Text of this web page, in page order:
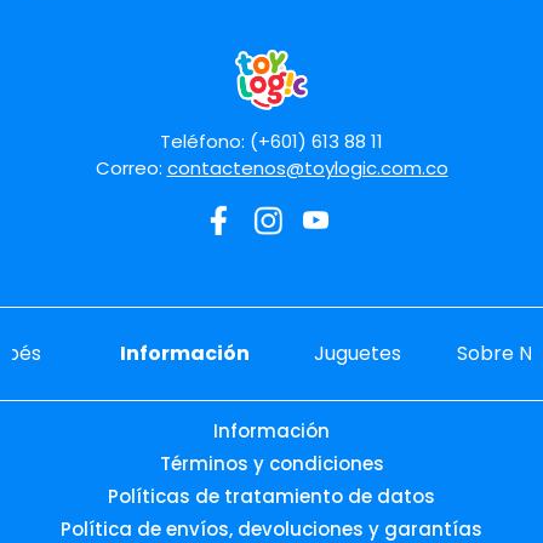
Teléfono: (+601) 613 88 11
Correo: contactenos@toylogic.com.co
Información Juguetes Sobre
Información
Términos y condiciones
Políticas de tratamiento de datos
Política de envíos, devoluciones y garantías